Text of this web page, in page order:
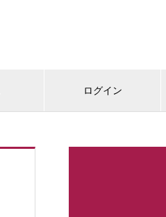
ログイン